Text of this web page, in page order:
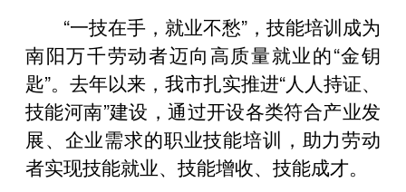
“一技在手，就业不愁”，技能培训成为
南阳万千劳动者迈向高质量就业的“金钥
匙”。去年以来，我市扎实推进“人人持证、
技能河南”建设，通过开设各类符合产业发
展、企业需求的职业技能培训，助力劳动
者实现技能就业、技能增收、技能成才。